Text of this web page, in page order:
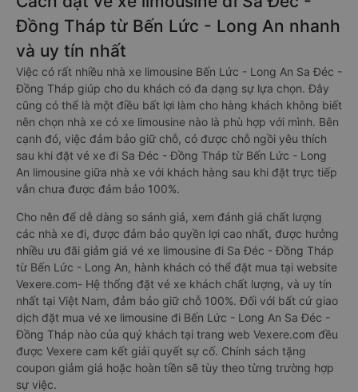
Đồng Tháp từ Bến Lức - Long An nhanh
và uy tín nhất
Việc có rất nhiều nhà xe limousine Bến Lức - Long An Sa Đéc -
Đồng Tháp giúp cho du khách có đa dạng sự lựa chọn. Đây
cũng có thể là một điều bất lợi làm cho hàng khách không biết
nên chọn nhà xe có xe limousine nào là phù hợp với mình. Bên
cạnh đó, việc đảm bảo giữ chỗ, có được chỗ ngồi yêu thích
sau khi đặt vé xe đi Sa Đéc - Đồng Tháp từ Bến Lức - Long
An limousine giữa nhà xe với khách hàng sau khi đặt trực tiếp
vẫn chưa được đảm bảo 100%.
Cho nên để dễ dàng so sánh giá, xem đánh giá chất lượng
các nhà xe đi, được đảm bảo quyền lợi cao nhất, được hưởng
nhiều ưu đãi giảm giá vé xe limousine đi Sa Đéc - Đồng Tháp
từ Bến Lức - Long An, hành khách có thể đặt mua tại website
Vexere.com- Hệ thống đặt vé xe khách chất lượng, và uy tín
nhất tại Việt Nam, đảm bảo giữ chỗ 100%. Đối với bất cứ giao
dịch đặt mua vé xe limousine đi Bến Lức - Long An Sa Đéc -
Đồng Tháp nào của quý khách tại trang web Vexere.com đều
được Vexere cam kết giải quyết sự cố. Chính sách tặng
coupon giảm giá hoặc hoàn tiền sẽ tùy theo từng trường hợp
sự việc.